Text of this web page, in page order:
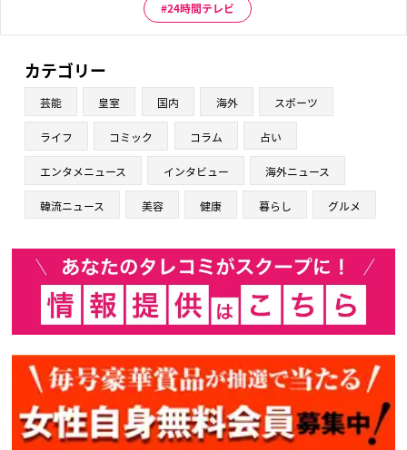
24時間テレビ
カテゴリー
芸能 皇室 国内 海外 スポーツ
ライフ コミック コラム 占い
エンタメニュース インタビュー 海外ニュース
韓流ニュース 美容 健康 暮らし グルメ